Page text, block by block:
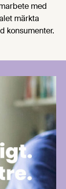
med
märkta
konsumenter.